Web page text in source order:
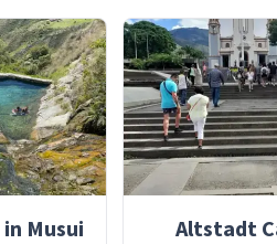
Musui Altstadt